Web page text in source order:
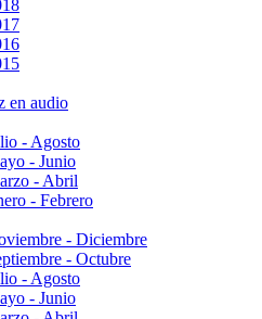
en audio
- Agosto
- Junio
- Abril
- Febrero
- Diciembre
- Octubre
- Agosto
- Junio